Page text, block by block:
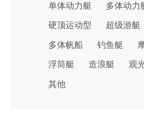
单体动力艇 多体动力
硬顶运动型 超级游艇
多体帆船 钓鱼艇
浮筒艇 造浪艇 观
其他